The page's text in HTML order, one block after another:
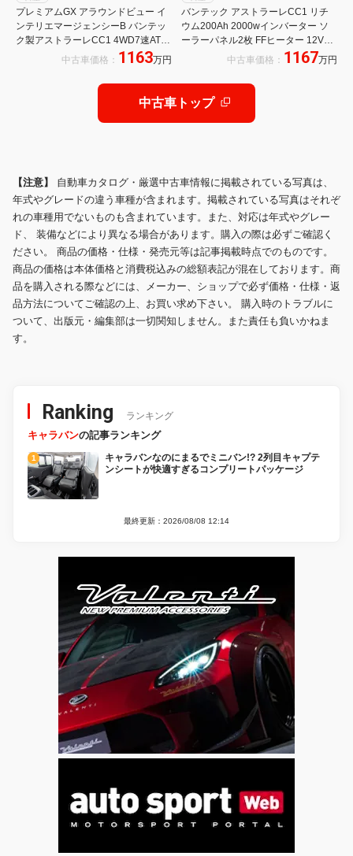
プレミアムGX アラウンドビュー イ
ンテリエマージェンシーB バンテッ
ク製アストラーレCC1 4WD7速AT
リヤエアサス 200Ahリチウムバッテ
ター 150Wソーラー 2000Wインバー
中古車価格： 1163万円
バンテック アストラーレCC1 リチ
ウム200Ah 2000wインバーター ソ
ーラーパネル2枚 FFヒーター 12Vエ
アコン 冷蔵庫 シンク 走行充電 外部
ドラレコ
中古車価格： 1167万円
中古車トップ
【注意】 自動車カタログ・厳選中古車情報に掲載されている写真は、
年式やグレードの違う車種が含まれます。掲載されている写真はそれぞ
れの車種用でないものも含まれています。また、対応は年式やグレー
ド、 装備などにより異なる場合があります。購入の際は必ずご確認く
ださい。 商品の価格・仕様・発売元等は記事掲載時点でのものです。
商品の価格は本体価格と消費税込みの総額表記が混在しております。商
品を購入される際などには、メーカー、ショップで必ず価格・仕様・返
品方法についてご確認の上、お買い求め下さい。 購入時のトラブルに
ついて、出版元・編集部は一切関知しません。また責任も負いかねま
す。
Ranking ランキング
キャラバンの記事ランキング
キャラバンなのにまるでミニバン!? 2列目キャプテ
ンシートが快適すぎるコンプリートパッケージ
最終更新：2026/08/08 12:14